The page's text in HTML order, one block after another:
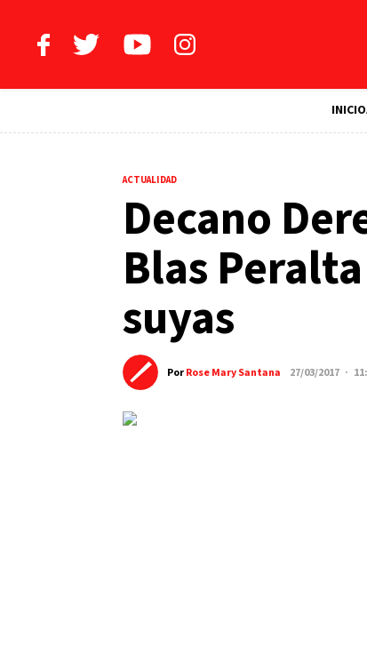
INICIO
ACTUALIDAD
Decano
Blas
suyas
PorRose Mary Santana 27/03/2017 ·